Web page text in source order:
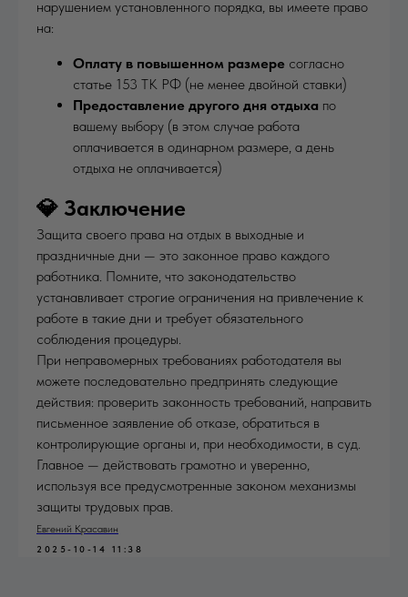
нарушением установленного порядка, вы имеете право
на:
Оплату в повышенном размере согласно
статье 153 ТК РФ (не менее двойной ставки)
Предоставление другого дня отдыха по
вашему выбору (в этом случае работа
оплачивается в одинарном размере, а день
отдыха не оплачивается)
💎 Заключение
Защита своего права на отдых в выходные и
праздничные дни — это законное право каждого
работника. Помните, что законодательство
устанавливает строгие ограничения на привлечение к
работе в такие дни и требует обязательного
соблюдения процедуры.
При неправомерных требованиях работодателя вы
можете последовательно предпринять следующие
действия: проверить законность требований, направить
письменное заявление об отказе, обратиться в
контролирующие органы и, при необходимости, в суд.
Главное — действовать грамотно и уверенно,
используя все предусмотренные законом механизмы
защиты трудовых прав.
Евгений Красавин
2025-10-14 11:38